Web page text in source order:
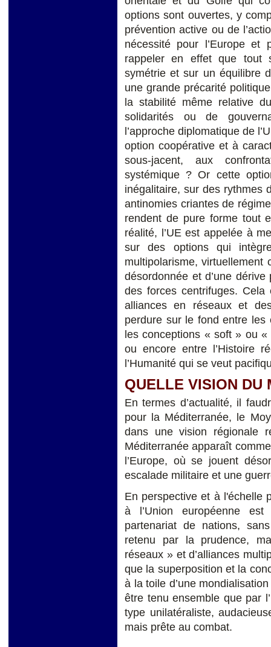
options sont ouvertes, y
prévention active ou de
nécessité pour l’Europe et
rappeler en effet que tout
symétrie et sur un équilibre
une grande précarité
la stabilité même relative
solidarités ou de
l’approche diplomatique de
option coopérative et à
sous-jacent, aux
systémique ? Or cette
inégalitaire, sur des rythmes
antinomies criantes de
rendent de pure forme tout
réalité, l’UE est appelée à
sur des options qui
multipolarisme, virtuellement
désordonnée et d’une
des forces centrifuges. Cela
alliances en réseaux et
perdure sur le fond entre
les conceptions « soft » ou
ou encore entre l’Histoire
l’Humanité qui se veut
QUELLE VISION DU
En termes d’actualité, il
pour la Méditerranée, le
dans une vision régionale
Méditerranée apparaît
l’Europe, où se jouent
escalade militaire et une
En perspective et à l'échelle
à l’Union européenne
partenariat de nations,
retenu par la prudence,
réseaux » et d’alliances
que la superposition et la
à la toile d’une
être tenu ensemble que par
type unilatéraliste,
mais prête au combat.